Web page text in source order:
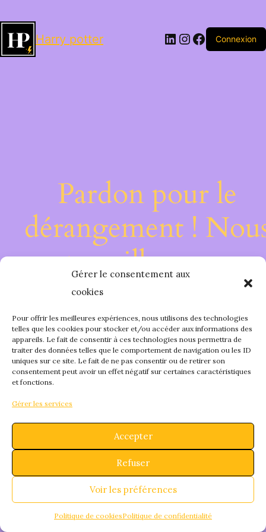
Gérer le consentement aux
cookies
Pour offrir les meilleures expériences, nous utilisons des technologies
telles que les cookies pour stocker et/ou accéder aux informations des
appareils. Le fait de consentir à ces technologies nous permettra de
traiter des données telles que le comportement de navigation ou les ID
uniques sur ce site. Le fait de ne pas consentir ou de retirer son
consentement peut avoir un effet négatif sur certaines caractéristiques
et fonctions.
Gérer les services
Accepter
Refuser
Voir les préférences
Politique de cookiesPolitique de confidentialité
Harry potter LinkedIn
Instagram
Facebook
Connexion
Pardon pour le
dérangement !
travaillons sur
quelque chose de
fantastique –
bientôt !